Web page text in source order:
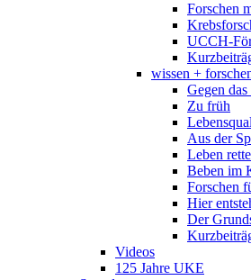
Forschen
UCCH-
wissen +
Gegen das
Zu früh
Aus der
Leben
Beben im
Forschen
Hier
Der
Videos
125 Jahre UKE